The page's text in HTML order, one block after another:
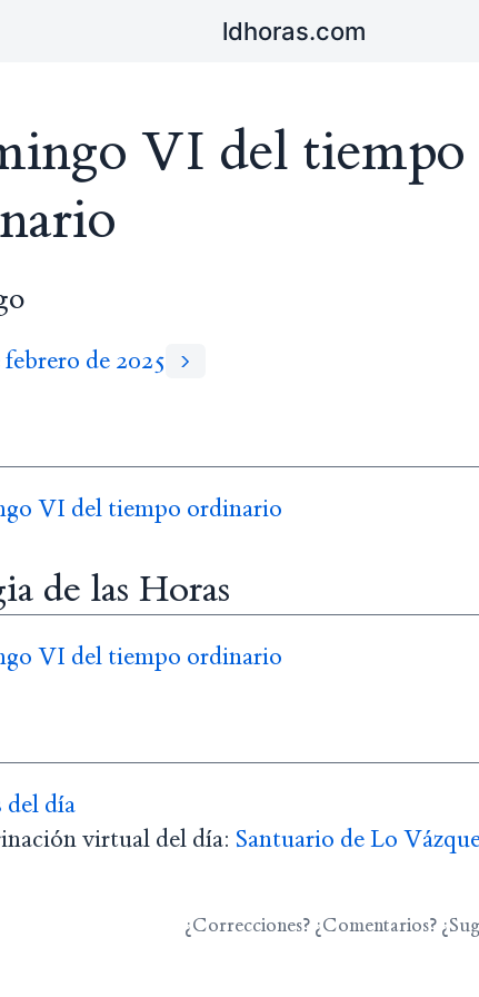
ldhoras.com
VI del tiempo
febrero de 2025
VI del tiempo ordinario
de las Horas
VI del tiempo ordinario
del día
virtual del día: Santuario de Lo
¿Correcciones? ¿Comentarios?